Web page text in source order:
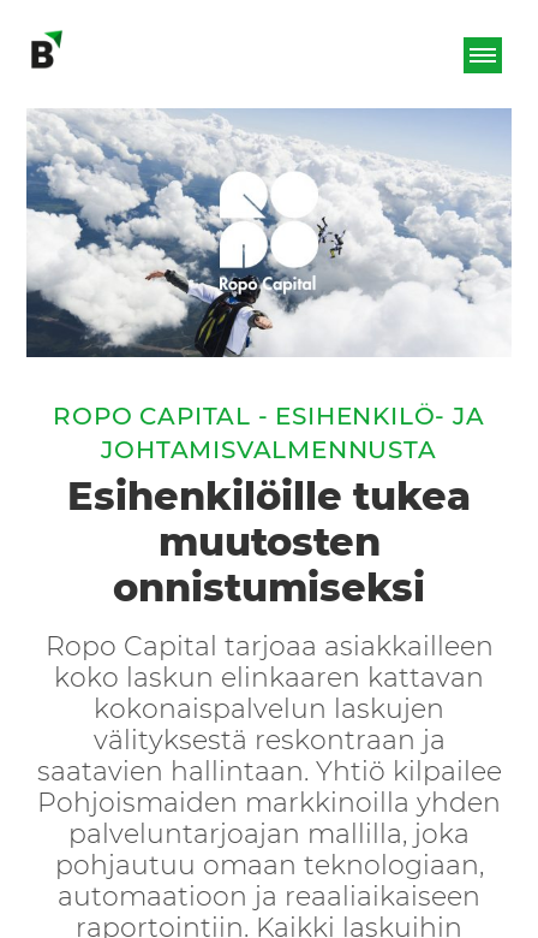
ROPO CAPITAL - ESIHENKILÖ- JA
JOHTAMISVALMENNUSTA
Esihenkilöille tukea
muutosten
onnistumiseksi
Ropo Capital tarjoaa asiakkailleen
koko laskun elinkaaren kattavan
kokonaispalvelun laskujen
välityksestä reskontraan ja
saatavien hallintaan. Yhtiö kilpailee
Pohjoismaiden markkinoilla yhden
palveluntarjoajan mallilla, joka
pohjautuu omaan teknologiaan,
automaatioon ja reaaliaikaiseen
raportointiin. Kaikki laskuihin